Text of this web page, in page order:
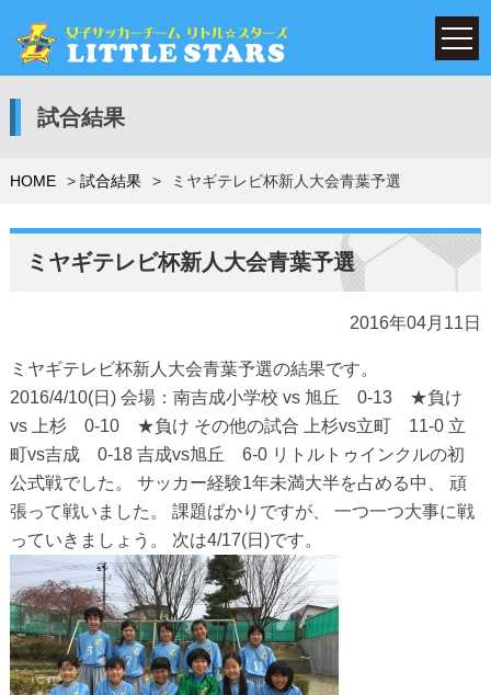
試合結果
HOME 試合結果 ミヤギテレビ杯新人大会青葉予選
ミヤギテレビ杯新人大会青葉予選
2016年04月11日
ミヤギテレビ杯新人大会青葉予選の結果です。
2016/4/10(日) 会場：南吉成小学校 vs 旭丘 0-13 ★負け
vs 上杉 0-10 ★負け その他の試合 上杉vs立町 11-0 立
町vs吉成 0-18 吉成vs旭丘 6-0 リトルトゥインクルの初
公式戦でした。 サッカー経験1年未満大半を占める中、 頑
張って戦いました。 課題ばかりですが、 一つ一つ大事に戦
っていきましょう。 次は4/17(日)です。